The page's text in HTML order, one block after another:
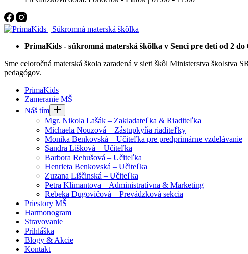
PrimaKids - súkromná materská škôlka v Senci pre deti od 2 do
Sme celoročná materská škola zaradená v sieti škôl Ministerstva školstva
pedagógov.
PrimaKids
Zameranie MŠ
Náš tím
Mgr. Nikola Lašák – Zakladateľka & Riaditeľka
Michaela Nouzová – Zástupkyňa riaditeľky
Monika Benkovská – Učiteľka pre predprimárne vzdelávanie
Sandra Lišková – Učiteľka
Barbora Rehušová – Učiteľka
Henrieta Benkovská – Učiteľka
Zuzana Liščinská – Učiteľka
Petra Klimantova – Administratívna & Marketing
Rebeka Dugovičová – Prevádzková sekcia
Priestory MŠ
Harmonogram
Stravovanie
Prihláška
Blogy & Akcie
Kontakt